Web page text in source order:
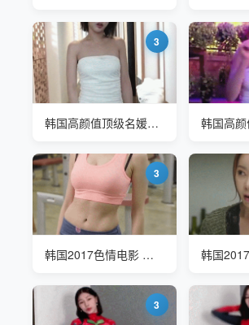
3
韩国高颜值顶级名媛反差婊 韩善月(sunwall) 泰国游玩
3
韩国2017色情电影 好的开始 许娜京(Ha Na Kyeong)
3